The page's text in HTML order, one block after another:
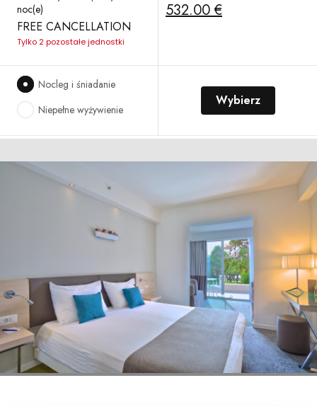
noc(e)
FREE CANCELLATION
Tylko 2 pozostałe jednostki
532.00 €
Nocleg i śniadanie
Niepełne wyżywienie
Wybierz